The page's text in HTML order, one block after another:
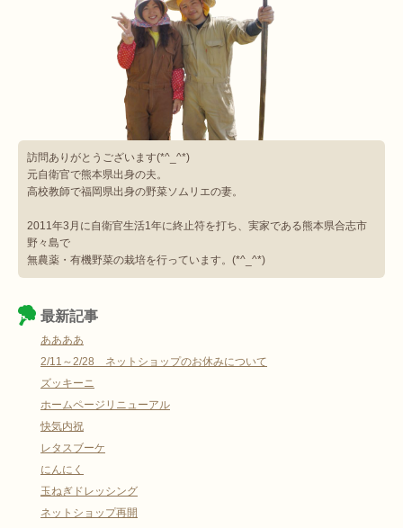
訪問ありがとうございます(*^_^*)
元自衛官で熊本県出身の夫。
高校教師で福岡県出身の野菜ソムリエの妻。
2011年3月に自衛官生活1年に終止符を打ち、実家である熊本県合志市
野々島で
無農薬・有機野菜の栽培を行っています。(*^_^*)
最新記事
ああああ
2/11～2/28 ネットショップのお休みについて
ズッキーニ
ホームページリニューアル
快気内祝
レタスブーケ
にんにく
玉ねぎドレッシング
ネットショップ再開